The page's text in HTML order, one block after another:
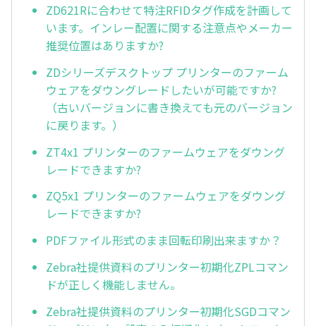
ZD621Rに合わせて特注RFIDタグ作成を計画して
います。インレー配置に関する注意点やメーカー
推奨位置はありますか?
ZDシリーズデスクトップ プリンターのファーム
ウェアをダウングレードしたいが可能ですか?
（古いバージョンに書き換えても元のバージョン
に戻ります。）
ZT4x1 プリンターのファームウェアをダウング
レードできますか?
ZQ5x1 プリンターのファームウェアをダウング
レードできますか?
PDFファイル形式のまま回転印刷出来ますか？
Zebra社提供資料のプリンター初期化ZPLコマン
ドが正しく機能しません。
Zebra社提供資料のプリンター初期化SGDコマン